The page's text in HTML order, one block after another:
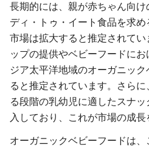
長期的には、親が赤ちゃん向
ディ・トゥ・イート食品を求
市場は拡大すると推定されて
ップの提供やベビーフードに
ジア太平洋地域のオーガニッ
ると推定されています。さら
る段階の乳幼児に適したスナ
入しており、これが市場の成長
オーガニックベビーフードは